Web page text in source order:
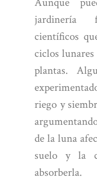
jardinería
científicos
ciclos
plantas.
riego y
de la luna
suelo y la
absorberla.